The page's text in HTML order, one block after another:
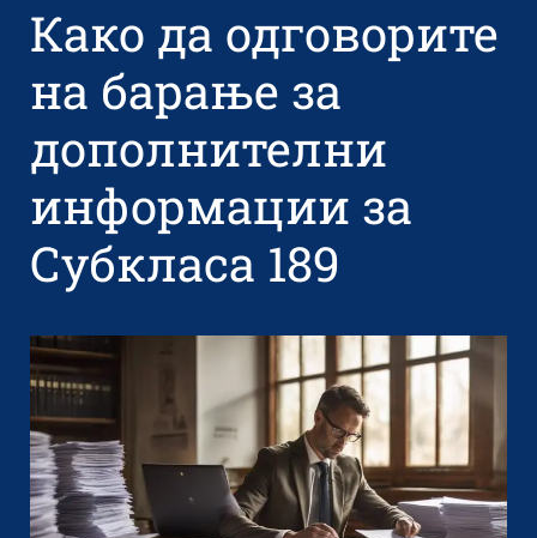
Како да одговорите
на барање за
дополнителни
информации за
Субкласа 189